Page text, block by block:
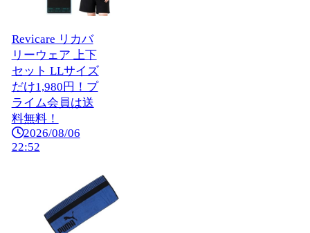
Revicare リカバ
リーウェア 上下
セット LLサイズ
だけ1,980円！プ
ライム会員は送
料無料！
2026/08/06
22:52